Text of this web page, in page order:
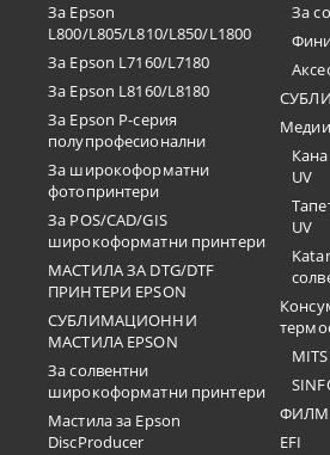
За Epson
L800/L805/L810/L850/L1800
За Epson L7160/L7180
За Epson L8160/L8180
За Epson P-серия
полупрофесионални
За широкоформатни
фотопринтери
За POS/CAD/GIS
широкоформатни принтери
МАСТИЛА ЗА DTG/DTF
ПРИНТЕРИ EPSON
СУБЛИМАЦИОННИ
МАСТИЛА EPSON
За солвентни
широкоформатни принтери
Мастила за Epson
DiscProducer
За
Медии
UV
UV
ФИЛМ
EFI